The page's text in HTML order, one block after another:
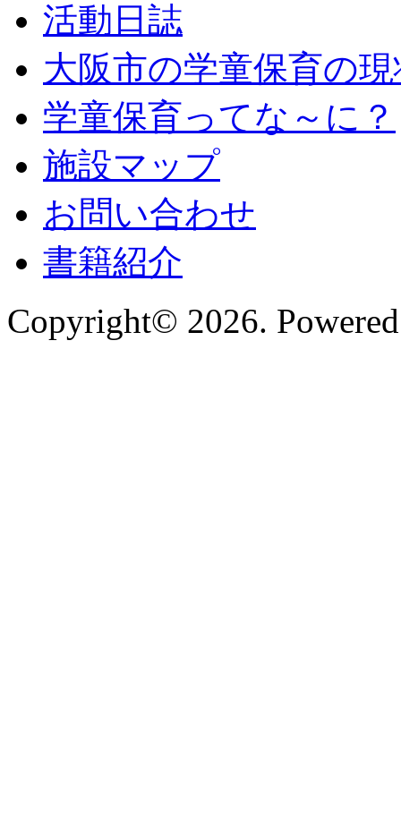
活動日誌
大阪市の学童保育の
学童保育ってな～に？
施設マップ
お問い合わせ
書籍紹介
Copyright© 2026.